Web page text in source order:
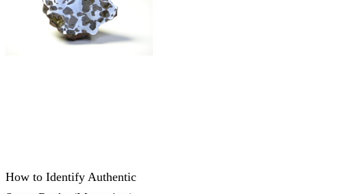
How to Identify Authentic